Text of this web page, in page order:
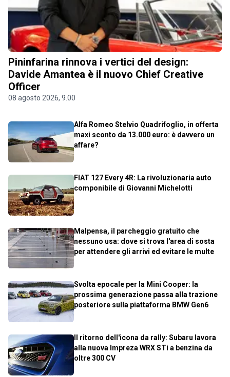
Pininfarina rinnova i vertici del design:
Davide Amantea è il nuovo Chief Creative
Officer
08 agosto 2026, 9.00
Alfa Romeo Stelvio Quadrifoglio, in offerta
maxi sconto da 13.000 euro: è davvero un
affare?
FIAT 127 Every 4R: La rivoluzionaria auto
componibile di Giovanni Michelotti
Malpensa, il parcheggio gratuito che
nessuno usa: dove si trova l'area di sosta
per attendere gli arrivi ed evitare le multe
Svolta epocale per la Mini Cooper: la
prossima generazione passa alla trazione
posteriore sulla piattaforma BMW Gen6
Il ritorno dell'icona da rally: Subaru lavora
alla nuova Impreza WRX STi a benzina da
oltre 300 CV